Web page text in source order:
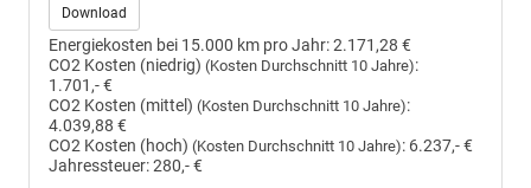
Download
Energiekosten bei 15.000 km pro Jahr:2.171,28 €
CO2 Kosten (niedrig) (Kosten Durchschnitt 10 Jahre):
1.701,- €
CO2 Kosten (mittel) (Kosten Durchschnitt 10 Jahre):
4.039,88 €
CO2 Kosten (hoch) (Kosten Durchschnitt 10 Jahre): 6.237,- €
Jahressteuer:280,- €